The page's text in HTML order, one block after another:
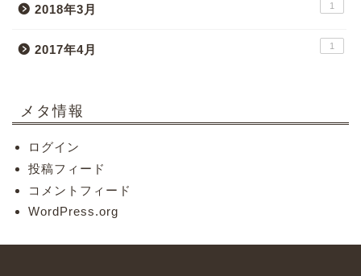
2018年3月 1
2017年4月 1
メタ情報
ログイン
投稿フィード
コメントフィード
WordPress.org